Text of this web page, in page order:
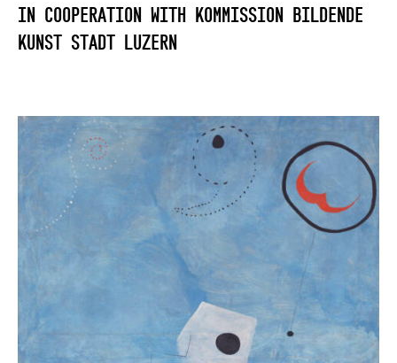
in Cooperation With Kommission Bildende
Kunst Stadt Luzern